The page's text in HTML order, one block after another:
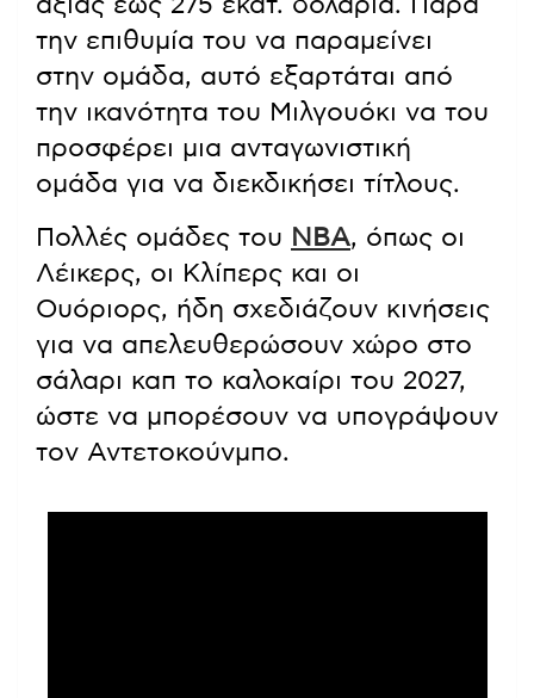
την επιθυμία του να παραμείνει
στην ομάδα, αυτό εξαρτάται από
την ικανότητα του Μιλγουόκι να του
προσφέρει μια ανταγωνιστική
ομάδα για να διεκδικήσει τίτλους.
Πολλές ομάδες του NBA, όπως οι
Λέικερς, οι Κλίπερς και οι
Ουόριορς, ήδη σχεδιάζουν κινήσεις
για να απελευθερώσουν χώρο στο
σάλαρι καπ το καλοκαίρι του 2027,
ώστε να μπορέσουν να υπογράψουν
τον Αντετοκούνμπο.